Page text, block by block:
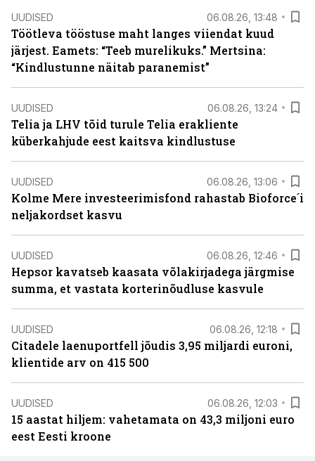
UUDISED 06.08.26, 13:48
Töötleva tööstuse maht langes viiendat kuud
järjest. Eamets: “Teeb murelikuks.” Mertsina:
“Kindlustunne näitab paranemist”
UUDISED 06.08.26, 13:24
Telia ja LHV tõid turule Telia erakliente
küberkahjude eest kaitsva kindlustuse
UUDISED 06.08.26, 13:06
Kolme Mere investeerimisfond rahastab Bioforce´i
neljakordset kasvu
UUDISED 06.08.26, 12:46
Hepsor kavatseb kaasata võlakirjadega järgmise
summa, et vastata korterinõudluse kasvule
UUDISED 06.08.26, 12:18
Citadele laenuportfell jõudis 3,95 miljardi euroni,
klientide arv on 415 500
UUDISED 06.08.26, 12:03
15 aastat hiljem: vahetamata on 43,3 miljoni euro
eest Eesti kroone